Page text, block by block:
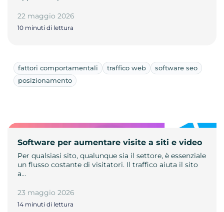
22 maggio 2026
10 minuti di lettura
fattori comportamentali traffico web
software seo
posizionamento
Software per aumentare visite a siti e video
Per qualsiasi sito, qualunque sia il settore, è essenziale
un flusso costante di visitatori. Il traffico aiuta il sito
a…
23 maggio 2026
14 minuti di lettura